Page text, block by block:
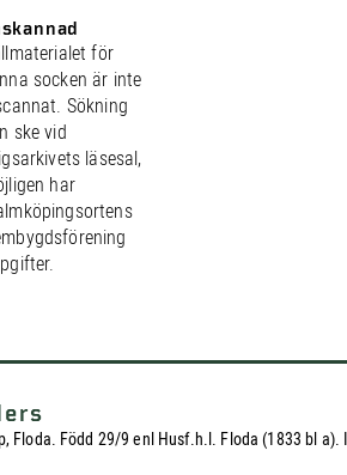
för
socken är inte
Sökning
ske vid
läsesal,
har
Floda. Född 29/9 enl Husf.h.l. Floda (1833 bl